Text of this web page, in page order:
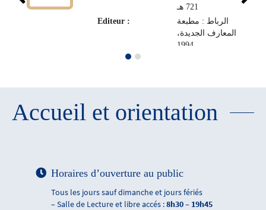
721 هـ‏
Editeur :
الرباط‏ : ‏مطبعة
المعارف الجديدة‏،
Accueil et orientation
Horaires d’ouverture au public
Tous les jours sauf dimanche et jours fériés
– Salle de Lecture et libre accés :8h30 – 19h45